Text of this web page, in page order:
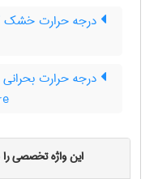
درجه حرارت خشک
درجه حرارت بحرانی
این واژه تخصصی را